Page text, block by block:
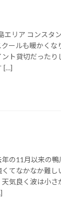
エリア コンスタ
ールも暖かく
ト貸切だったり
[…]
の11月以来の
てなかなか難
気良く波は小